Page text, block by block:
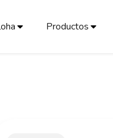
Productos